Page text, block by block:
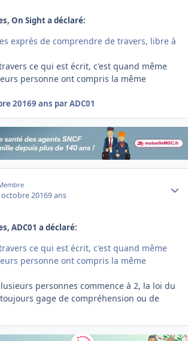
On Sight a déclaré:
exprès de comprendre de travers, libre à
ce qui est écrit, c'est quand même
personne ont compris la même
20169 ans par ADC01
octobre 20169 ans
ADC01 a déclaré:
ce qui est écrit, c'est quand même
personne ont compris la même
personnes commence à 2, la loi du
gage de compréhension ou de